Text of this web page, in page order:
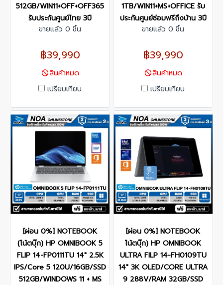
512GB/WIN11+OFF+OFF365
รับประกันศูนย์ไทย 3ปี
ขายแล้ว 0 ชิ้น
฿39,990
สินค้าหมด
เปรียบเทียบ
1TB/WIN11+MS+OFFICE รับ
ประกันศูนย์ซ่อมฟรีถึงบ้าน 3ปี
ขายแล้ว 0 ชิ้น
฿39,990
สินค้าหมด
เปรียบเทียบ
[ผ่อน 0%] NOTEBOOK
(โน้ตบุ๊ก) HP OMNIBOOK 5
FLIP 14-FP0111TU 14" 2.5K
IPS/Core 5 120U/16GB/SSD
512GB/WINDOWS 11 + MS
[ผ่อน 0%] NOTEBOOK
โน้ตบุ๊ก) HP OMNIBOOK
ULTRA FILP 14-FH0109TU
14" 3K OLED/CORE ULTRA
9 288V/RAM 32GB/SSD